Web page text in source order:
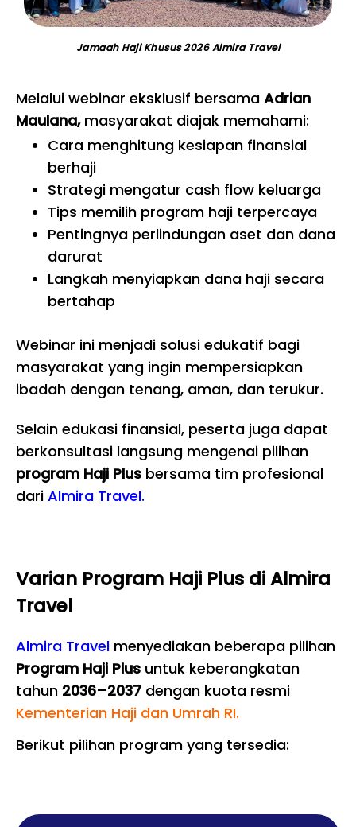
Jamaah Haji Khusus 2026 Almira Travel
Melalui webinar eksklusif bersama Adrian
Maulana,masyarakat diajak memahami:
Cara menghitung kesiapan finansial
berhaji
Strategi mengatur cash flow keluarga
Tips memilih program haji terpercaya
Pentingnya perlindungan aset dan dana
darurat
Langkah menyiapkan dana haji secara
bertahap
Webinar ini menjadi solusi edukatif bagi
masyarakat yang ingin mempersiapkan
ibadah dengan tenang, aman, dan terukur.
Selain edukasi finansial, peserta juga dapat
berkonsultasi langsung mengenai pilihan
program Haji Plus bersama tim profesional
dari Almira Travel.
Varian Program Haji Plus di Almira
Travel
Almira Travel menyediakan beberapa pilihan
Program Haji Plus untuk keberangkatan
tahun 2036–2037 dengan kuota resmi
Kementerian Haji dan Umrah RI.
Berikut pilihan program yang tersedia: